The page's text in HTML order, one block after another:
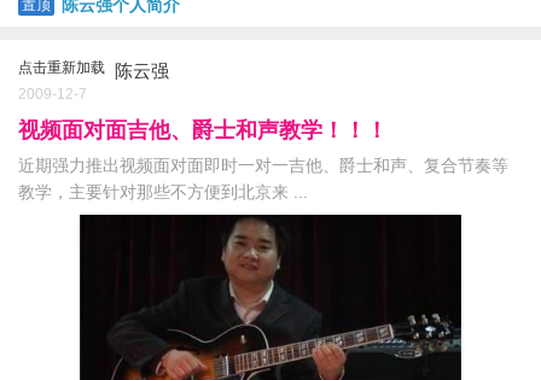
置顶 陈云强个人简介
点击重新加载 陈云强
2009-12-7
视频面对面吉他、爵士和声教学！！！
近期强力推出视频面对面即时一对一吉他、爵士和声、复合节奏等
教学，主要针对那些不方便到北京来 ...